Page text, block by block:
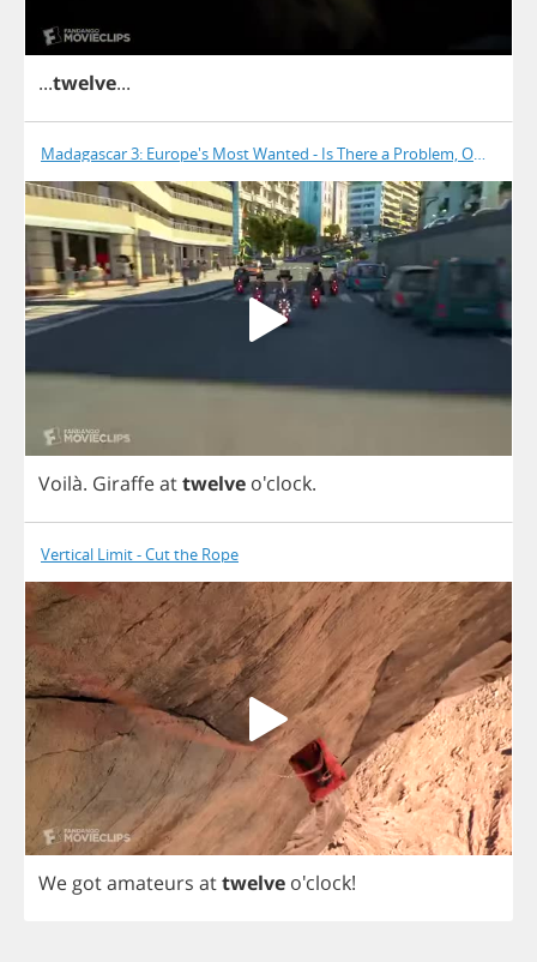
...twelve...
Madagascar 3: Europe's Most Wanted - Is There a Problem, Officer?
Voilà. Giraffeattwelve o'clock.
Vertical Limit - Cut the Rope
We gotamateurs attwelve o'clock!